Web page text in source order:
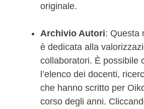
originale.
Archivio Autori: Questa
è dedicata alla
collaboratori. È possibile
l’elenco dei docenti,
che hanno scritto per
corso degli anni.